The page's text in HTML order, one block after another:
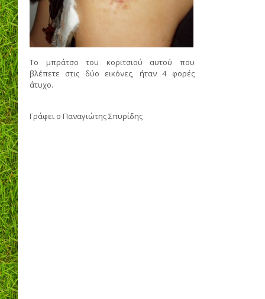
Το μπράτσο του κοριτσιού αυτού που
βλέπετε στις δύο εικόνες, ήταν 4 φορές
άτυχο.
Γράφει ο Παναγιώτης Σπυρίδης